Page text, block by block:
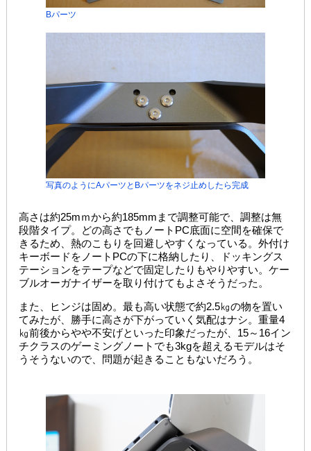
Bパーツ
写真のようにAパーツとBパーツをネジ止めしたら完成
高さは約25mｍから約185mmまで調整可能で、調整は無
段階タイプ。どの高さでもノートPC底面に空間を確保で
きるため、熱のこもりを回避しやすくなっている。外付け
キーボードをノートPCの下に格納したり、ドッキングス
テーションをテープなどで固定したりもやりやすい。ケー
ブルオーガナイザーを取り付けてもよさそうだった。
また、ヒンジは固め。最も高い状態で約2.5㎏の物を置い
てみたが、勝手に高さが下がっていく気配はナシ。重量4
㎏前後からやや不安げといった印象だったが、15～16イン
チクラスのゲーミングノートでも3kgを超えるモデルはそ
うそうないので、問題が起きることもないだろう。